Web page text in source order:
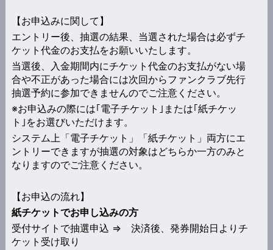
【お申込みに関して】
エントリー後、抽選の結果、当選された場合は必ずチ
ケット代金のお支払をお願いいたします。
当選後、入金期間内にチケット代金のお支払がない場
合や不正があった場合には次回からファンクラブ先行
抽選予約に参加できませんのでご注意ください。
※お申込みの際には｢電子チケット｣または｢紙チケッ
ト｣をお選びいただけます。
システム上「電子チケット」「紙チケット」両方にエ
ントリーできますが抽選の対象はどちらか一方のみと
なりますのでご注意ください。
【お申込の流れ】
紙チケットでお申し込みの方
受付サイトで抽選申込 ⇒ 決済後、発券開始日よりチ
ケット受け取り